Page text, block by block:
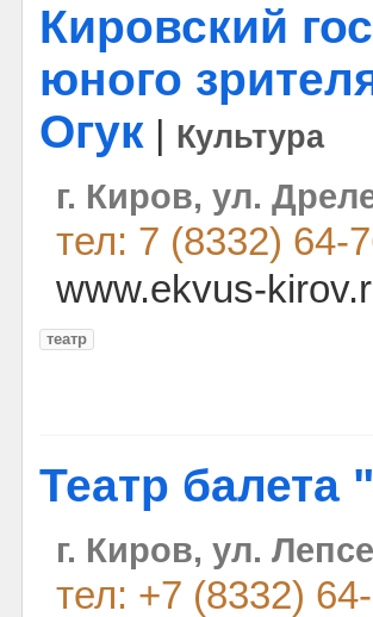
Кировский
юного
Огук
Культура
г. Киров, ул.
тел: 7 (8332) 64-
www.ekvus-
театр
Театр балета
г. Киров, ул.
тел: +7 (8332)